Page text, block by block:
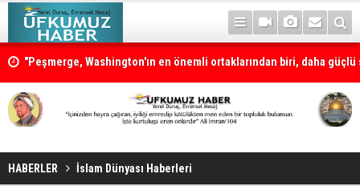
"Peşmerge, Washington'ın en önemli ortaklarından biri, daha
desteklenmeli"
HABERLER İslam Dünyası Haberleri